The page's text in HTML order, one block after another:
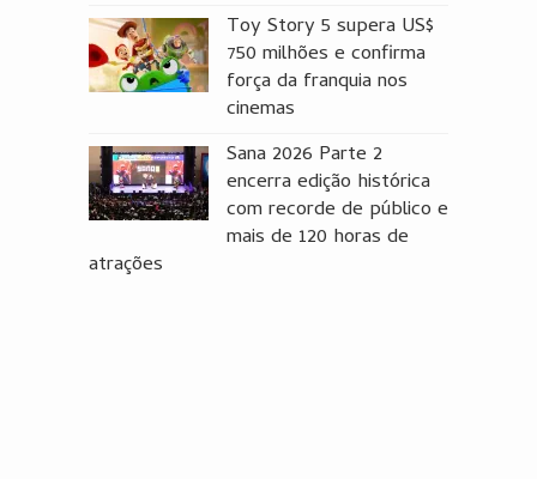
Toy Story 5 supera US$
750 milhões e confirma
força da franquia nos
cinemas
Sana 2026 Parte 2
encerra edição histórica
com recorde de público e
mais de 120 horas de
atrações